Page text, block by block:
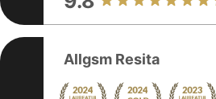
Allgsm Resita